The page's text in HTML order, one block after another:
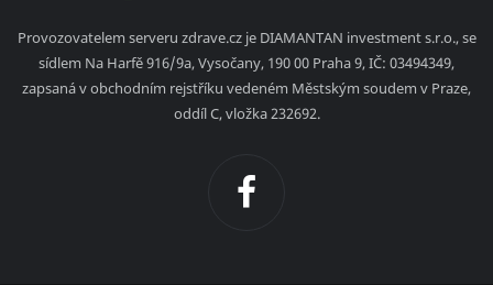
Provozovatelem serveru zdrave.cz je DIAMANTAN investment s.r.o., se
sídlem Na Harfě 916/9a, Vysočany, 190 00 Praha 9, IČ: 03494349,
zapsaná v obchodním rejstříku vedeném Městským soudem v Praze,
oddíl C, vložka 232692.